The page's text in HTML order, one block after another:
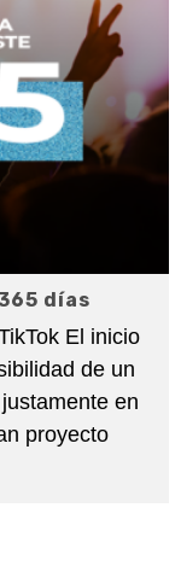
días
El inicio
de un
en
proyecto